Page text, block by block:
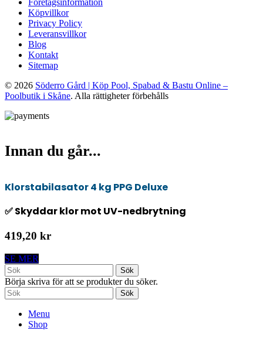
Företagsinformation
Köpvillkor
Privacy Policy
Leveransvillkor
Blog
Kontakt
Sitemap
© 2026 Söderro Gård | Köp Pool, Spabad & Bastu Online –
Poolbutik i Skåne. Alla rättigheter förbehålls
Innan du går...
Klorstabilasator 4 kg PPG Deluxe
✅ Skyddar klor mot UV-nedbrytning
419,20 kr
SE MER
Sök
Börja skriva för att se produkter du söker.
Sök
Menu
Shop